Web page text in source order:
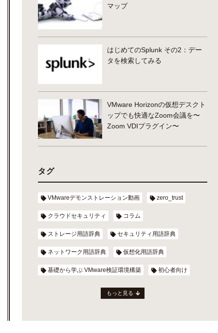
マップ
はじめてのSplunk その2：デー
タを検索してみる
VMware Horizonの仮想デスクト
ップでも快適なZoom会議を〜
Zoom VDIプラグイン〜
タグ
VMwareデモンストレーション動画 zero_trust
クラウドセキュリティ コラム
ストレージ用語辞典 セキュリティ用語辞典
ネットワーク用語辞典 仮想化用語辞典
基礎から学ぶ VMware検証環境構築 初心者向け
もっと見る